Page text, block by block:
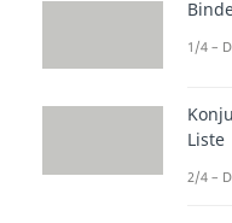
1/4 –
Liste
2/4 –